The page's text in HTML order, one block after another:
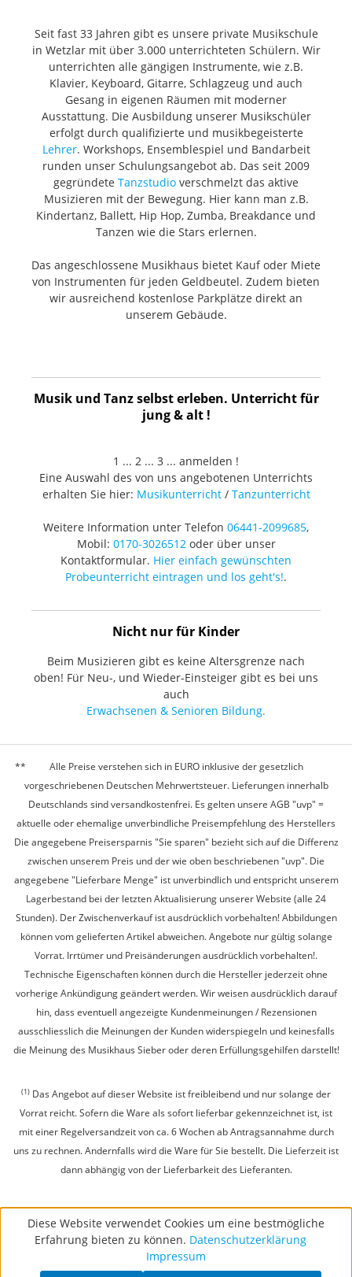
Seit fast 33 Jahren gibt es unsere private Musikschule
in Wetzlar mit über 3.000 unterrichteten Schülern. Wir
unterrichten alle gängigen Instrumente, wie z.B.
Klavier, Keyboard, Gitarre, Schlagzeug und auch
Gesang in eigenen Räumen mit moderner
Ausstattung. Die Ausbildung unserer Musikschüler
erfolgt durch qualifizierte und musikbegeisterte
Lehrer. Workshops, Ensemblespiel und Bandarbeit
runden unser Schulungsangebot ab. Das seit 2009
gegründete Tanzstudio verschmelzt das aktive
Musizieren mit der Bewegung. Hier kann man z.B.
Kindertanz, Ballett, Hip Hop, Zumba, Breakdance und
Tanzen wie die Stars erlernen.
Das angeschlossene Musikhaus bietet Kauf oder Miete
von Instrumenten für jeden Geldbeutel. Zudem bieten
wir ausreichend kostenlose Parkplätze direkt an
unserem Gebäude.
Musik und Tanz selbst erleben. Unterricht für
jung & alt !
1 ... 2 ... 3 ... anmelden !
Eine Auswahl des von uns angebotenen Unterrichts
erhalten Sie hier: Musikunterricht/ Tanzunterricht
Weitere Information unter Telefon 06441-2099685,
Mobil: 0170-3026512oder über unser
Kontaktformular. Hier einfach gewünschten
Probeunterricht eintragen und los geht's!.
Nicht nur für Kinder
Beim Musizieren gibt es keine Altersgrenze nach
oben! Für Neu-, und Wieder-Einsteiger gibt es bei uns
auch
Erwachsenen & Senioren Bildung.
Alle Preise verstehen sich in EURO inklusive der gesetzlich
vorgeschriebenen Deutschen Mehrwertsteuer. Lieferungen innerhalb
Deutschlands sind versandkostenfrei. Es gelten unsere AGB "uvp" =
aktuelle oder ehemalige unverbindliche Preisempfehlung des Herstellers
Die angegebene Preisersparnis "Sie sparen" bezieht sich auf die Differenz
zwischen unserem Preis und der wie oben beschriebenen "uvp". Die
angegebene "Lieferbare Menge" ist unverbindlich und entspricht unserem
Lagerbestand bei der letzten Aktualisierung unserer Website (alle 24
Stunden). Der Zwischenverkauf ist ausdrücklich vorbehalten! Abbildungen
können vom gelieferten Artikel abweichen. Angebote nur gültig solange
Vorrat. Irrtümer und Preisänderungen ausdrücklich vorbehalten!.
Technische Eigenschaften können durch die Hersteller jederzeit ohne
vorherige Ankündigung geändert werden. Wir weisen ausdrücklich darauf
hin, dass eventuell angezeigte Kundenmeinungen / Rezensionen
ausschliesslich die Meinungen der Kunden widerspiegeln und keinesfalls
die Meinung des Musikhaus Sieber oder deren Erfüllungsgehilfen darstellt!
(1) Das Angebot auf dieser Website ist freibleibend und nur solange der
Vorrat reicht. Sofern die Ware als sofort lieferbar gekennzeichnet ist, ist
mit einer Regelversandzeit von ca. 6 Wochen ab Antragsannahme durch
uns zu rechnen. Andernfalls wird die Ware für Sie bestellt. Die Lieferzeit ist
dann abhängig von der Lieferbarkeit des Lieferanten.
Diese Website verwendet Cookies um eine bestmögliche
Erfahrung bieten zu können. Datenschutzerklärung
Impressum